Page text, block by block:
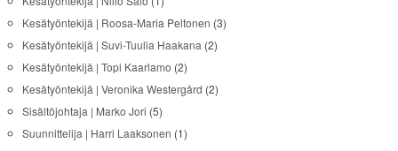
Kesätyöntekijä | Roosa-Maria Peltonen (3)
Kesätyöntekijä | Suvi-Tuulia Haakana (2)
Kesätyöntekijä | Topi Kaarlamo (2)
Kesätyöntekijä | Veronika Westergård (2)
Sisältöjohtaja | Marko Jori (5)
Suunnittelija | Harri Laaksonen (1)